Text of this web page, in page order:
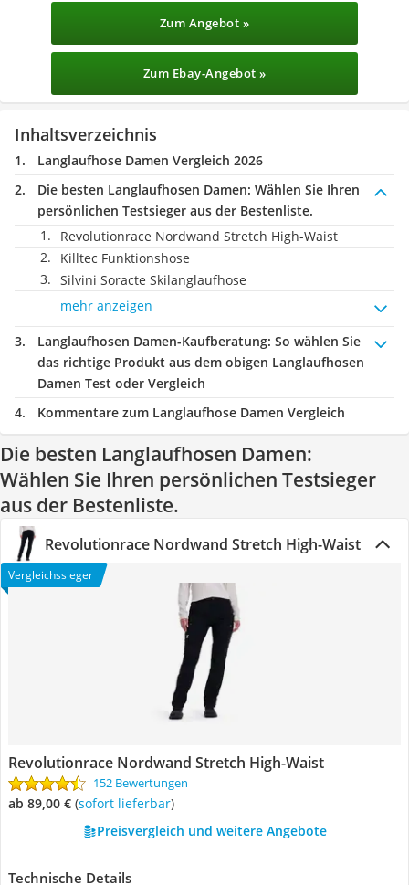
Zum Angebot »
Zum Ebay-Angebot »
Inhaltsverzeichnis
Langlaufhose Damen Vergleich 2026
Die besten Langlaufhosen Damen: Wählen Sie Ihren
persönlichen Testsieger aus der Bestenliste.
Revolutionrace Nordwand Stretch High-Waist
Killtec Funktionshose
Silvini Soracte Skilanglaufhose
mehr anzeigen
Langlaufhosen Damen-Kaufberatung: So wählen Sie
das richtige Produkt aus dem obigen Langlaufhosen
Damen Test oder Vergleich
Kommentare zum Langlaufhose Damen Vergleich
Die besten Langlaufhosen Damen:
Wählen Sie Ihren persönlichen Testsieger
aus der Bestenliste.
Revolutionrace Nordwand Stretch High-Waist
Vergleichssieger
Revolutionrace Nordwand Stretch High-Waist
152 Bewertungen
ab 89,00 € ( Sofort lieferbar)
Preisvergleich und weitere Angebote
Technische Details